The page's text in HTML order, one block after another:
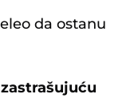
da ostanu